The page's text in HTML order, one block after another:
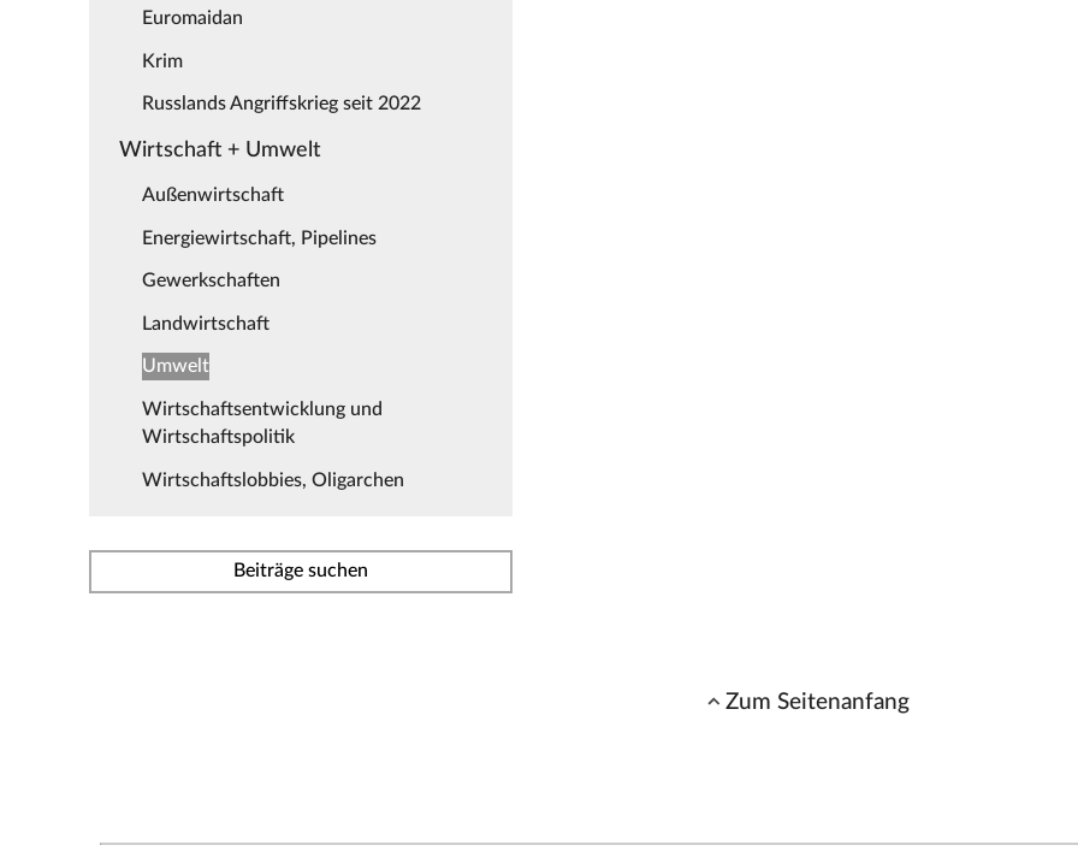
Euromaidan
Krim
Russlands Angriffskrieg seit 2022
Wirtschaft + Umwelt
Außenwirtschaft
Energiewirtschaft, Pipelines
Gewerkschaften
Landwirtschaft
Umwelt
Wirtschaftsentwicklung und
Wirtschaftspolitik
Wirtschaftslobbies, Oligarchen
Beiträge suchen
Zum Seitenanfang